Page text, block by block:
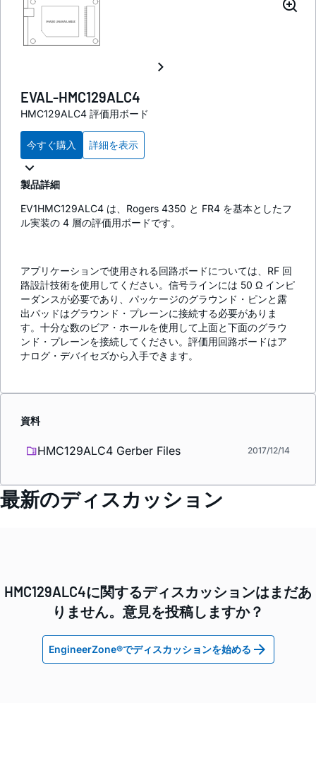
EVAL-HMC129ALC4
HMC129ALC4 評価用ボード
今すぐ購入 詳細を表示
製品詳細
EV1HMC129ALC4 は、Rogers 4350 と FR4 を基本としたフ
ル実装の 4 層の評価用ボードです。
アプリケーションで使用される回路ボードについては、RF 回
路設計技術を使用してください。信号ラインには 50 Ω インピ
ーダンスが必要であり、パッケージのグラウンド・ピンと露
出パッドはグラウンド・プレーンに接続する必要がありま
す。十分な数のビア・ホールを使用して上面と下面のグラウ
ンド・プレーンを接続してください。評価用回路ボードはア
ナログ・デバイセズから入手できます。
資料
HMC129ALC4 Gerber Files 2017/12/14
最新のディスカッション
HMC129ALC4に関するディスカッションはまだあ
りません。意見を投稿しますか？
EngineerZone®でディスカッションを始める